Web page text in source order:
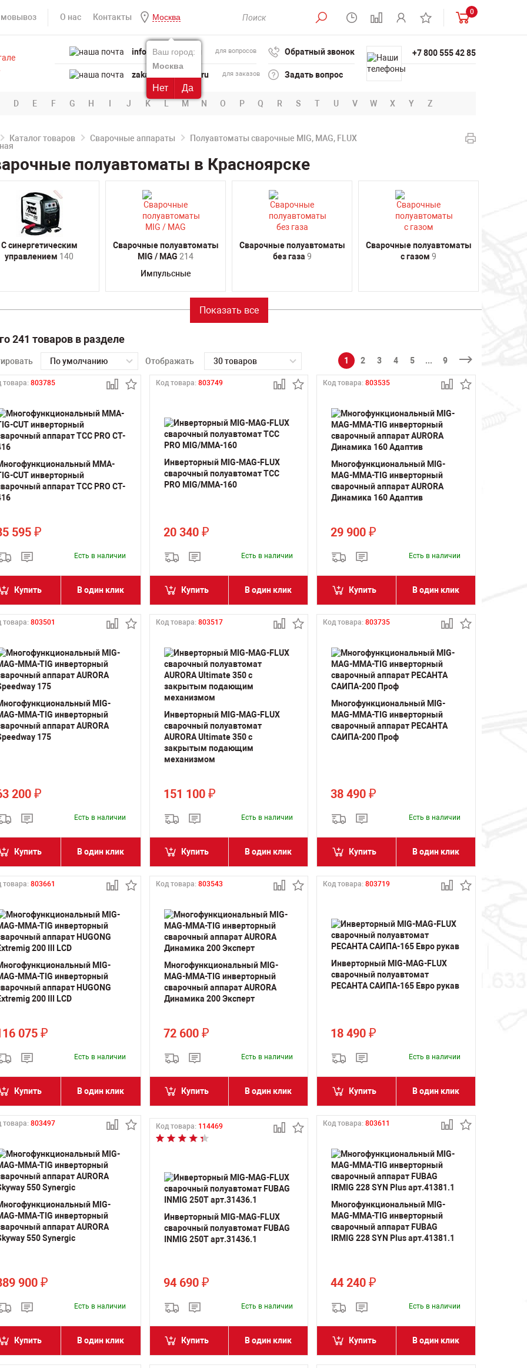
О нас Контакты Москва
Ваш город:
Москва
Нет Да
0
info@powertool.ru для вопросов
zakaz@powertool.ru для заказов
Обратный звонок
Задать вопрос
+7 800 555 42 85
D E F G H I J K L M N O P Q R S T U V W X Y Z
Каталог товаров Сварочные аппараты Полуавтоматы сварочные MIG, MAG, FLUX
полуавтоматы в Красноярске
С синергетическим
управлением 140
Сварочные полуавтоматы
MIG / MAG 214
Импульсные
Сварочные полуавтоматы
без газа 9
Сварочные полуавтоматы
с газом 9
Показать все
241 товаров в разделе
По умолчанию Отображать 30 товаров 1 2 3 4 5 ... 9
товара: 803785
MMA-
CUT инверторный
аппарат ТСС PRO CT-
595 ₽
Есть в наличии
Купить В один клик
Код товара: 803749
Инверторный MIG-MAG-FLUX
сварочный полуавтомат ТСС
PRO MIG/MMA-160
20 340 ₽
Есть в наличии
Купить В один клик
Код товара:803535
Многофункциональный MIG-
MAG-MMA-TIG инверторный
сварочный аппарат AURORA
Динамика 160 Адаптив
29 900₽
Есть в наличии
Купить В один клик
товара: 803501
MIG-
MMA-TIG инверторный
аппарат AURORA
175
200 ₽
Есть в наличии
Купить В один клик
Код товара: 803517
Инверторный MIG-MAG-FLUX
сварочный полуавтомат
AURORA Ultimate 350 с
закрытым подающим
механизмом
151 100 ₽
Есть в наличии
Купить В один клик
Код товара:803735
Многофункциональный MIG-
MAG-MMA-TIG инверторный
сварочный аппарат РЕСАНТА
САИПА-200 Проф
38 490₽
Есть в наличии
Купить В один клик
товара: 803661
MIG-
MMA-TIG инверторный
аппарат HUGONG
200 III LCD
075 ₽
Есть в наличии
Купить В один клик
Код товара: 803543
Многофункциональный MIG-
MAG-MMA-TIG инверторный
сварочный аппарат AURORA
Динамика 200 Эксперт
72 600 ₽
Есть в наличии
Купить В один клик
Код товара:803719
Инверторный MIG-MAG-FLUX
сварочный полуавтомат
РЕСАНТА САИПА-165 Евро рукав
18 490₽
Есть в наличии
Купить В один клик
товара: 803497
MIG-
MMA-TIG инверторный
аппарат AURORA
550 Synergic
900 ₽
Есть в наличии
Купить В один клик
Код товара: 114469
Инверторный MIG-MAG-FLUX
сварочный полуавтомат FUBAG
INMIG 250T арт.31436.1
94 690 ₽
Есть в наличии
Купить В один клик
Код товара:803611
Многофункциональный MIG-
MAG-MMA-TIG инверторный
сварочный аппарат FUBAG
IRMIG 228 SYN Plus арт.41381.1
44 240₽
Есть в наличии
Купить В один клик